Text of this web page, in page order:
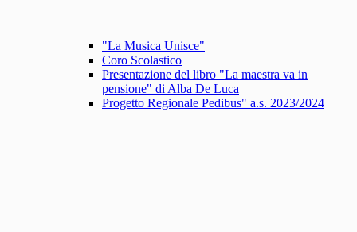
"La Musica Unisce"
Coro Scolastico
Presentazione del libro "La maestra va in
pensione" di Alba De Luca
Progetto Regionale Pedibus" a.s. 2023/2024